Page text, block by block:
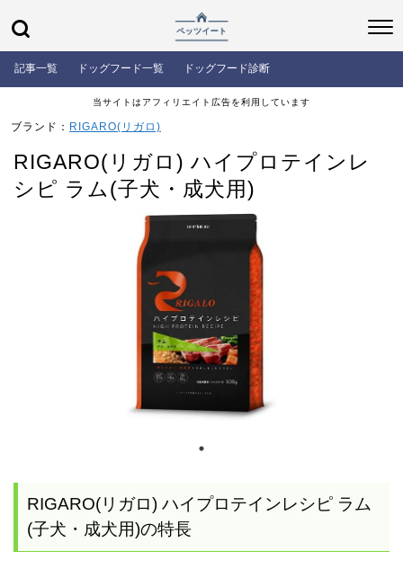
記事一覧 ドッグフード一覧 ドッグフード診断
当サイトはアフィリエイト広告を利用しています
ブランド： RIGARO(リガロ)
RIGARO(リガロ) ハイプロテインレ
シピ ラム(子犬・成犬用)
RIGARO(リガロ) ハイプロテインレシピ ラム
(子犬・成犬用)の特長